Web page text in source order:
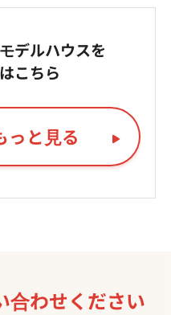
デルハウスを
こちら
っと見る
合わせください